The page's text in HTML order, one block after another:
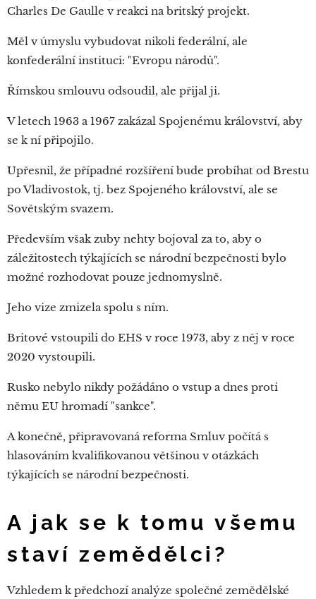
Charles De Gaulle v reakci na britský projekt.
Měl v úmyslu vybudovat nikoli federální, ale
konfederální instituci: "Evropu národů".
Římskou smlouvu odsoudil, ale přijal ji.
V letech 1963 a 1967 zakázal Spojenému království, aby
se k ní připojilo.
Upřesnil, že případné rozšíření bude probíhat od Brestu
po Vladivostok, tj. bez Spojeného království, ale se
Sovětským svazem.
Především však zuby nehty bojoval za to, aby o
záležitostech týkajících se národní bezpečnosti bylo
možné rozhodovat pouze jednomyslně.
Jeho vize zmizela spolu s ním.
Britové vstoupili do EHS v roce 1973, aby z něj v roce
2020 vystoupili.
Rusko nebylo nikdy požádáno o vstup a dnes proti
němu EU hromadí "sankce".
A konečně, připravovaná reforma Smluv počítá s
hlasováním kvalifikovanou většinou v otázkách
týkajících se národní bezpečnosti.
A jak se k tomu všemu
staví zemědělci?
Vzhledem k předchozí analýze společné zemědělské